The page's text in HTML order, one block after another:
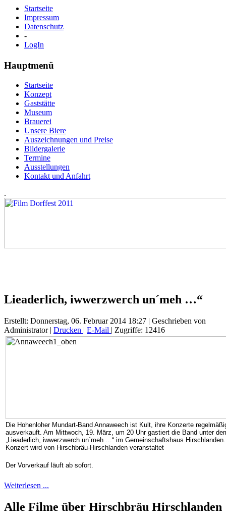
Startseite
Impressum
Datenschutz
-
LogIn
Hauptmenü
Startseite
Konzept
Gaststätte
Museum
Brauerei
Unsere Biere
Auszeichnungen und Preise
Bildergalerie
Termine
Ausstellungen
Kontakt und Anfahrt
.
Lieaderlich, iwwerzwerch un´meh …“
Erstellt: Donnerstag, 06. Februar 2014 18:27 | Geschrieben von
Administrator| Drucken | E-Mail | Zugriffe: 12416
Die Hohenloher Mundart-Band Annaweech ist Kult, ihre Konzerte
ausverkauft. Am Mittwoch, 19. März, um 20 Uhr gastiert die Band unter
„Lieaderlich, iwwerzwerch un´meh …“ im Gemeinschaftshaus
Konzert wird von Hirschbräu-Hirschlanden veranstaltet
Der Vorverkauf läuft ab sofort.
Weiterlesen ...
Alle Filme über Hirschbräu Hirschlanden